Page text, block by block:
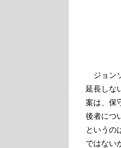
ジョン
延長しな
案は、保
後者につ
というの
ではない